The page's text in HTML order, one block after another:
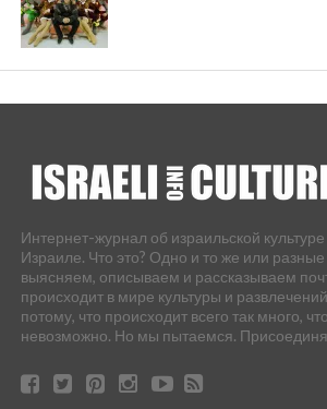
Интернет-журнал об израильской культуре
Израиле. Что это? Одно и то же или
выясняем, описываем и рассказываем
происходит в мире культуры и
потому, что происходит всего так много,
невозможно. Но мы пытаемся.